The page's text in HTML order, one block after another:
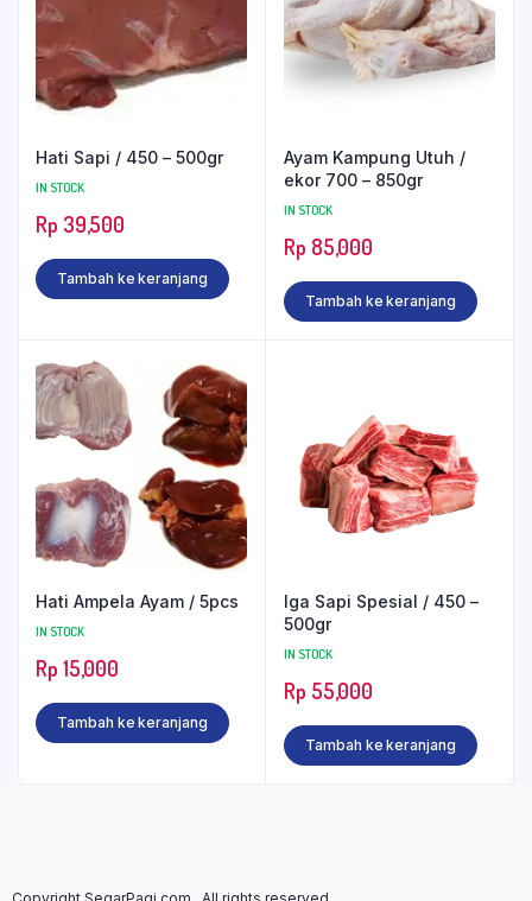
Hati Sapi / 450 – 500gr
IN STOCK
Rp 39,500
Tambah ke keranjang
Ayam Kampung Utuh /
ekor 700 – 850gr
IN STOCK
Rp 85,000
Tambah ke keranjang
Hati Ampela Ayam / 5pcs
IN STOCK
Rp 15,000
Tambah ke keranjang
Iga Sapi Spesial / 450 –
500gr
IN STOCK
Rp 55,000
Tambah ke keranjang